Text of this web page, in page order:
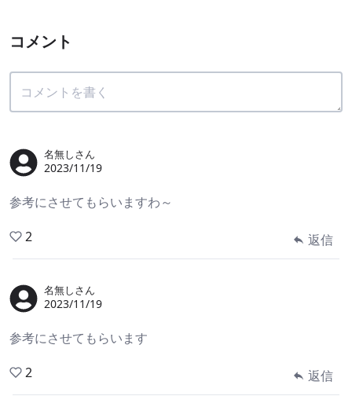
コメント
名無しさん
2023/11/19
参考にさせてもらいますわ～
2
返信
名無しさん
2023/11/19
参考にさせてもらいます
2
返信